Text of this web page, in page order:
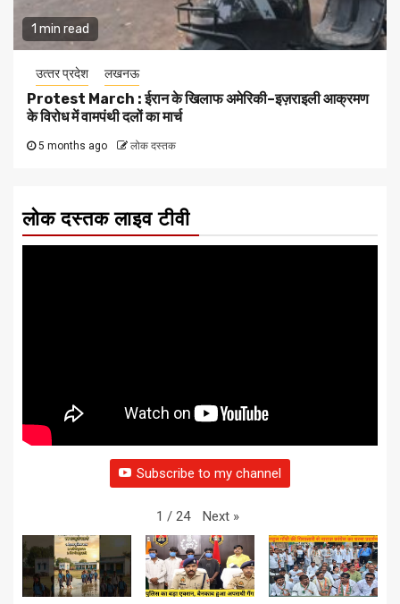
1 min read
उत्‍तर प्रदेश लखनऊ
Protest March : ईरान के खिलाफ अमेरिकी–इज़राइली आक्रमण
के विरोध में वामपंथी दलों का मार्च
5 months ago लोक दस्तक
लोक दस्तक लाइव टीवी
Subscribe to my channel
1 / 24 Next »